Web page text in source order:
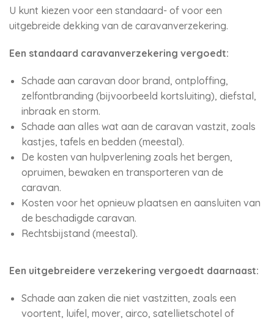
U kunt kiezen voor een standaard- of voor een
uitgebreide dekking van de caravanverzekering.
Een standaard caravanverzekering vergoedt:
Schade aan caravan door brand, ontploffing,
zelfontbranding (bijvoorbeeld kortsluiting), diefstal,
inbraak en storm.
Schade aan alles wat aan de caravan vastzit, zoals
kastjes, tafels en bedden (meestal).
De kosten van hulpverlening zoals het bergen,
opruimen, bewaken en transporteren van de
caravan.
Kosten voor het opnieuw plaatsen en aansluiten van
de beschadigde caravan.
Rechtsbijstand (meestal).
Een uitgebreidere verzekering vergoedt daarnaast:
Schade aan zaken die niet vastzitten, zoals een
voortent, luifel, mover, airco, satellietschotel of